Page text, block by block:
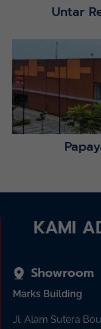
Untar
Lihat Detail
KAMI
Showroom
Marks Building
Jl. Alam Sutera